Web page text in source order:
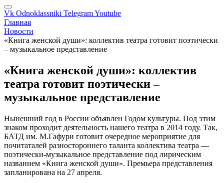
Vk Odnoklassniki TelegramYoutube
Главная
Новости
«Книга женской души»: коллектив театра готовит поэтически
– музыкальное представление
«Книга женской души»: коллектив
театра готовит поэтически –
музыкальное представление
Нынешний год в России объявлен Годом культуры. Под этим
знаком проходит деятельность нашего театра в 2014 году. Так,
БАТД им. М.Гафури готовит очередное мероприятие для
почитаталей разностороннего таланта коллектива театра —
поэтически-музыкальное представление под лирическим
названием «Книга женской души». Премьера представления
запланирована на 27 апреля.